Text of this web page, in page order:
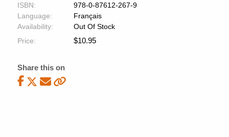
ISBN:
978-0-87612-267-9
Language:
Français
Availability:
Out Of Stock
Price:
$10.95
Share this on